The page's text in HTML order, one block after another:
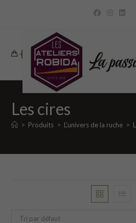
Les cires
> Produits > L'univers de la ruche >
Tri par défaut